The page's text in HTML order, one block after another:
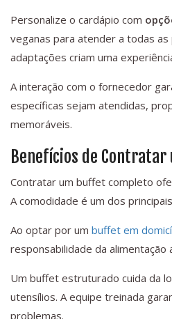
Personalize o cardápio com
veganas para atender a todas as
adaptações criam uma
A interação com o fornecedor
específicas sejam atendidas,
memoráveis.
Benefícios de
Contratar um buffet completo
A comodidade é um dos
Ao optar por um buffet em
responsabilidade da alimentação
Um buffet estruturado cuida da
utensílios. A equipe treinada
problemas.